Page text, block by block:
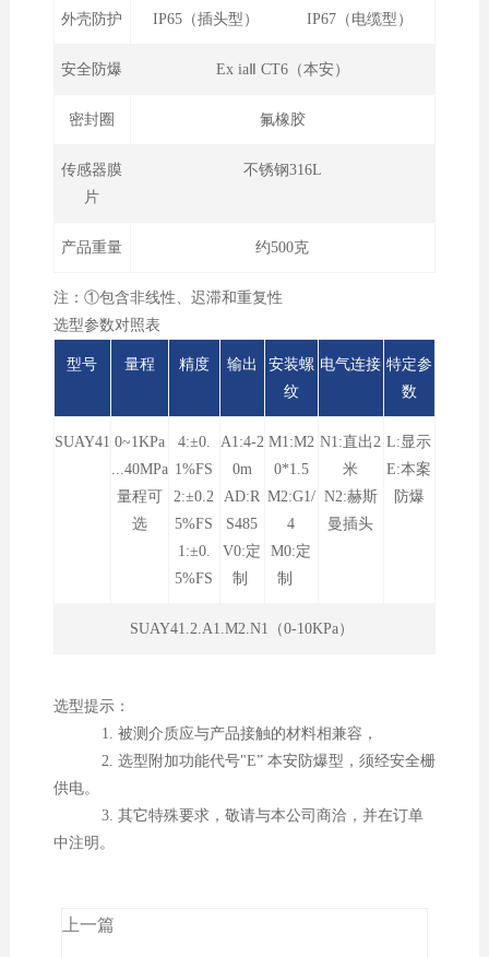
外壳防护 IP65（插头型） IP67（电缆型）
安全防爆 Ex iaⅡ CT6（本安）
密封圈 氟橡胶
传感器膜
片
不锈钢316L
产品重量 约500克
注：①包含非线性、迟滞和重复性
选型参数对照表
型号 量程 精度 输出
安装螺
纹
电气连接 特定参
数
SUAY41 0~1KPa
...40MPa
量程可
选
4:±0.
1%FS
2:±0.2
5%FS
1:±0.
5%FS
A1:4-2
0m
AD:R
S485
V0:定
制
M1:M2
0*1.5
M2:G1/
4
M0:定
制
N1:直出2
米
N2:赫斯
曼插头
L:显示
E:本案
防爆
SUAY41.2.A1.M2.N1（0-10KPa）
选型提示：
1. 被测介质应与产品接触的材料相兼容，
2. 选型附加功能代号"E” 本安防爆型，须经安全栅
供电。
3. 其它特殊要求，敬请与本公司商洽，并在订单
中注明。
上一篇